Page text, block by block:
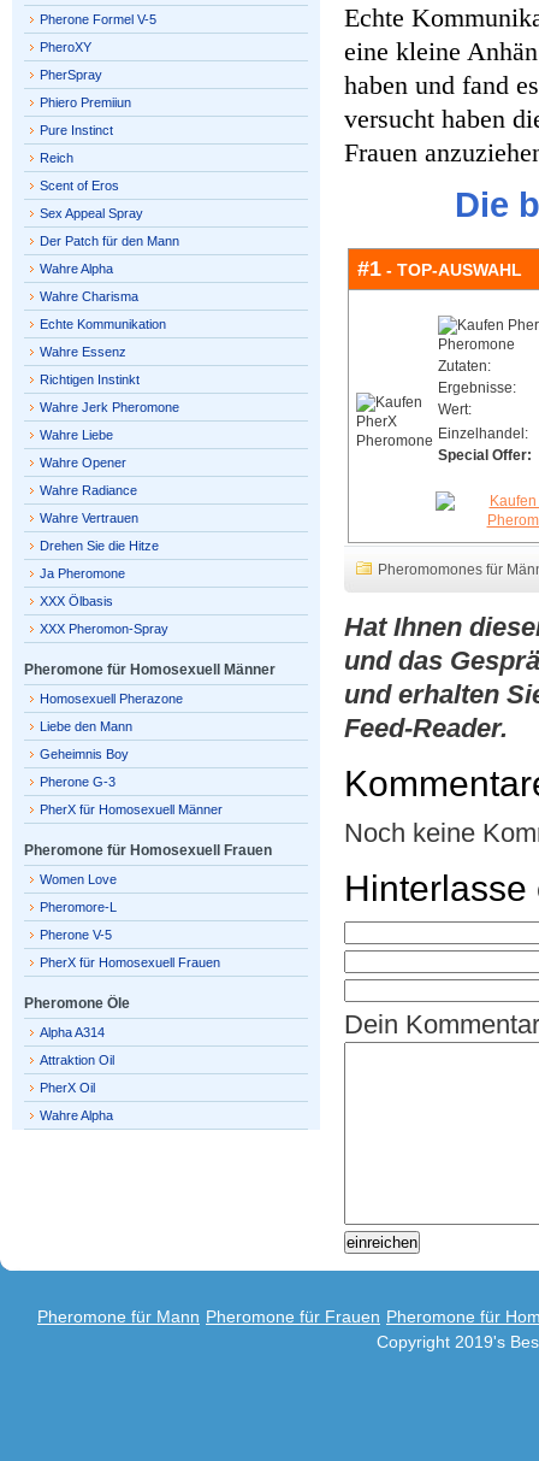
Echte
eine kleine
haben und fand
versucht haben
Frauen
Die
#1 - TOP-AUSWAHL
Zutaten:
Ergebnisse:
Wert:
Einzelhandel:
Special Offer:
Pheromomones für
Hat Ihnen
und das
und erhalten
Feed-Reader.
Noch keine
Dein Kommentar
Pherone Formel V-5
PheroXY
PherSpray
Phiero Premiiun
Pure Instinct
Reich
Scent of Eros
Sex Appeal Spray
Der Patch für den Mann
Wahre Alpha
Wahre Charisma
Echte Kommunikation
Wahre Essenz
Richtigen Instinkt
Wahre Jerk Pheromone
Wahre Liebe
Wahre Opener
Wahre Radiance
Wahre Vertrauen
Drehen Sie die Hitze
Ja Pheromone
XXX Ölbasis
XXX Pheromon-Spray
Pheromone für Homosexuell Männer
Homosexuell Pherazone
Liebe den Mann
Geheimnis Boy
Pherone G-3
PherX für Homosexuell Männer
Pheromone für Homosexuell Frauen
Women Love
Pheromore-L
Pherone V-5
PherX für Homosexuell Frauen
Pheromone Öle
Alpha A314
Attraktion Oil
PherX Oil
Wahre Alpha
Pheromone für Mann Pheromone für Frauen Pheromone für
Copyright 2019's